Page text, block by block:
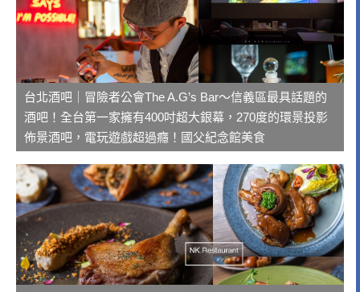
台北酒吧｜冒險者公會The A.G’s Bar～信義區最具話題的
酒吧！全台第一家擁有400吋超大銀幕，270度的環景投影
佈景酒吧，電玩遊戲超過癮！國父紀念館美食